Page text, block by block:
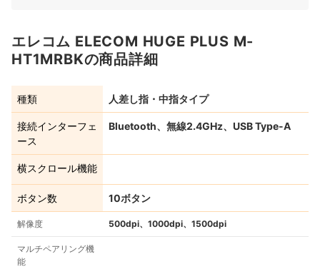
エレコム ELECOM HUGE PLUS M-
HT1MRBKの商品詳細
種類 人差し指・中指タイプ
接続インターフェ
ース
Bluetooth、無線2.4GHz、USB Type-A
横スクロール機能
ボタン数 10ボタン
解像度 500dpi、1000dpi、1500dpi
マルチペアリング機
能